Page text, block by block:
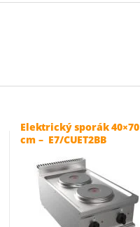
Elektrický sporák 40×70
cm – E7/CUET2BB